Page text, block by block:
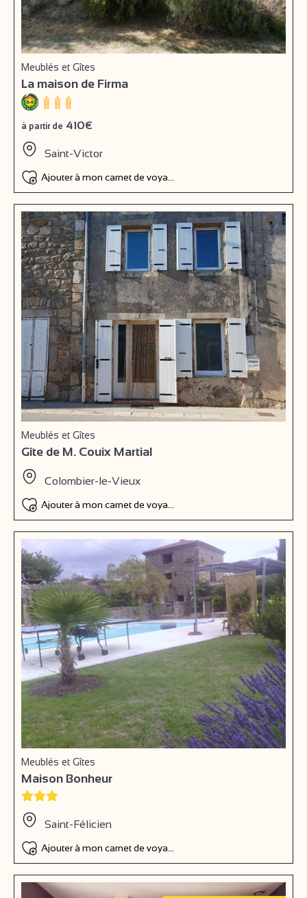
Meublés et Gîtes
La maison de Firma
à partir de 410€
Saint-Victor
Ajouter à mon carnet de voyage
Meublés et Gîtes
Gîte de M. Couix Martial
Colombier-le-Vieux
Ajouter à mon carnet de voyage
Meublés et Gîtes
Maison Bonheur
Saint-Félicien
Ajouter à mon carnet de voyage